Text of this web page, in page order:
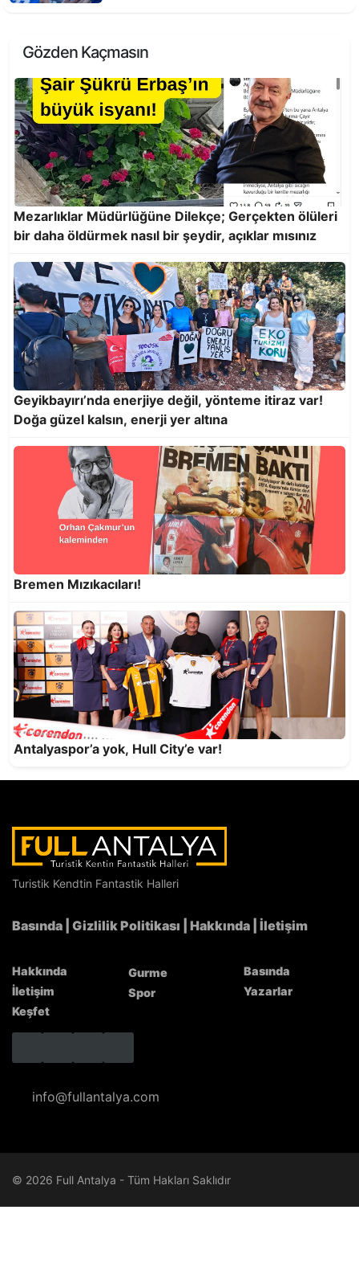
Kentte zamanı durduranların tembelliği!
Kir pas içindeki otobüsler de denetlensin!
Kahire Piramitleriyle, Antalya EGO ile
Konuşuyor
Semt spor sahaları bakımsızlıktan dökülüyor!
Gözden Kaçmasın
Mezarlıklar Müdürlüğüne Dilekçe; Gerçekten ölüleri
bir daha öldürmek nasıl bir şeydir, açıklar mısınız
Geyikbayırı’nda enerjiye değil, yönteme itiraz var!
Doğa güzel kalsın, enerji yer altına
Bremen Mızıkacıları!
Antalyaspor’a yok, Hull City’e var!
Turistik Kendtin Fantastik Halleri
Basında Gizlilik Politikası Hakkında İletişim
Hakkında
İletişim
Keşfet
Gurme
Spor
Basında
Yazarlar
info@fullantalya.com
© 2026 Full Antalya - Tüm Hakları Saklıdır